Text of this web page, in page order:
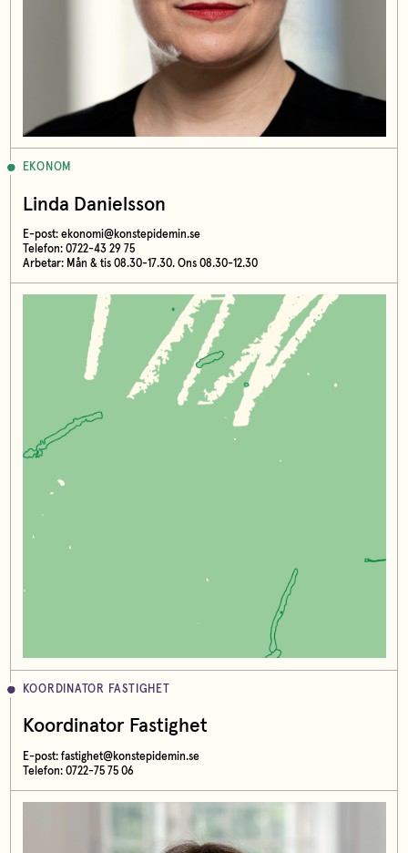
EKONOM
Linda Danielsson
E-post: ekonomi@konstepidemin.se
Telefon: 0722-43 29 75
Arbetar: Mån & tis 08.30-17.30. Ons 08.30-12.30
KOORDINATOR FASTIGHET
Koordinator Fastighet
E-post: fastighet@konstepidemin.se
Telefon: 0722-75 75 06